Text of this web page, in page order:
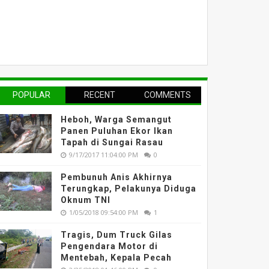
POPULAR RECENT COMMENTS
Heboh, Warga Semangut
Panen Puluhan Ekor Ikan
Tapah di Sungai Rasau
9/17/2017 11:04:00 PM 0
Pembunuh Anis Akhirnya
Terungkap, Pelakunya Diduga
Oknum TNI
1/05/2018 09:54:00 PM 1
Tragis, Dum Truck Gilas
Pengendara Motor di
Mentebah, Kepala Pecah